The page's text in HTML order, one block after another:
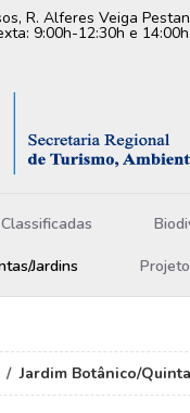
R. Alferes Veiga
9:00h-12:30h e
Jardins
Jardim Botânico/